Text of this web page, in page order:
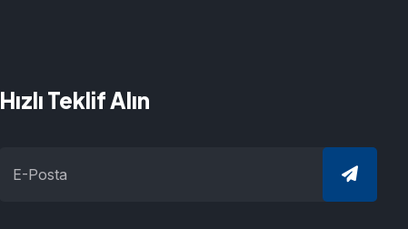
Hızlı Teklif Alın